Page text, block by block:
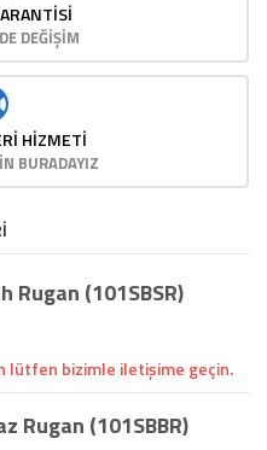
DEĞİŞİM
HİZMETİ
BURADAYIZ
Rugan (101SBSR)
lütfen bizimle iletişime geçin.
Rugan (101SBBR)